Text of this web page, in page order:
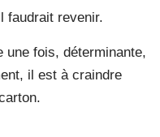
faudrait revenir.
une fois, déterminante,
il est à craindre